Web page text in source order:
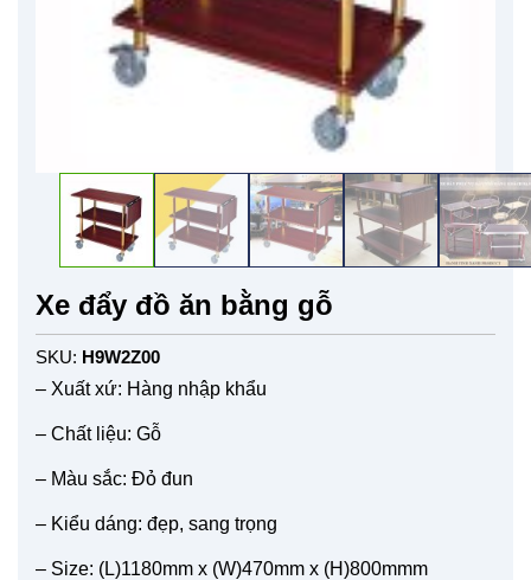
Xe đẩy đồ ăn bằng gỗ
SKU: H9W2Z00
– Xuất xứ: Hàng nhập khẩu
– Chất liệu: Gỗ
– Màu sắc: Đỏ đun
– Kiểu dáng: đẹp, sang trọng
– Size: (L)1180mm x (W)470mm x (H)800mmm